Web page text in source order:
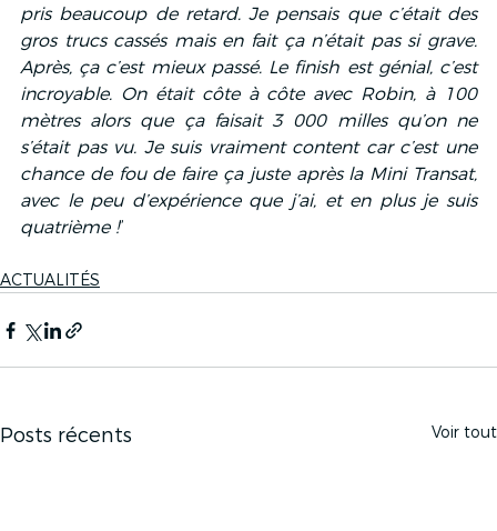
pris beaucoup de retard. Je pensais que c’était des
gros trucs cassés mais en fait ça n’était pas si grave.
Après, ça c’est mieux passé. Le finish est génial, c’est
incroyable. On était côte à côte avec Robin, à 100
mètres alors que ça faisait 3 000 milles qu’on ne
s’était pas vu. Je suis vraiment content car c’est une
chance de fou de faire ça juste après la Mini Transat,
avec le peu d’expérience que j’ai, et en plus je suis
quatrième !”
ACTUALITÉS
Posts récents Voir tout